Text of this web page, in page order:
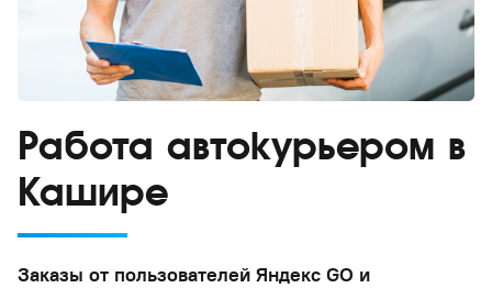
Работа автокурьером в
Кашире
Заказы от пользователей Яндекс GO и